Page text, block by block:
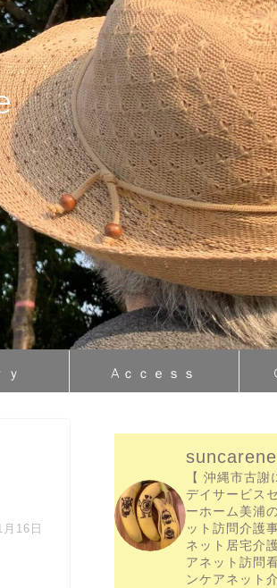
ｙ Aｃｃｅｓｓ
16日
【 沖縄市古謝
デイサービス
ーホーム美浦
ット訪問介護
ネット居宅介
アネット訪問
ンケアネット